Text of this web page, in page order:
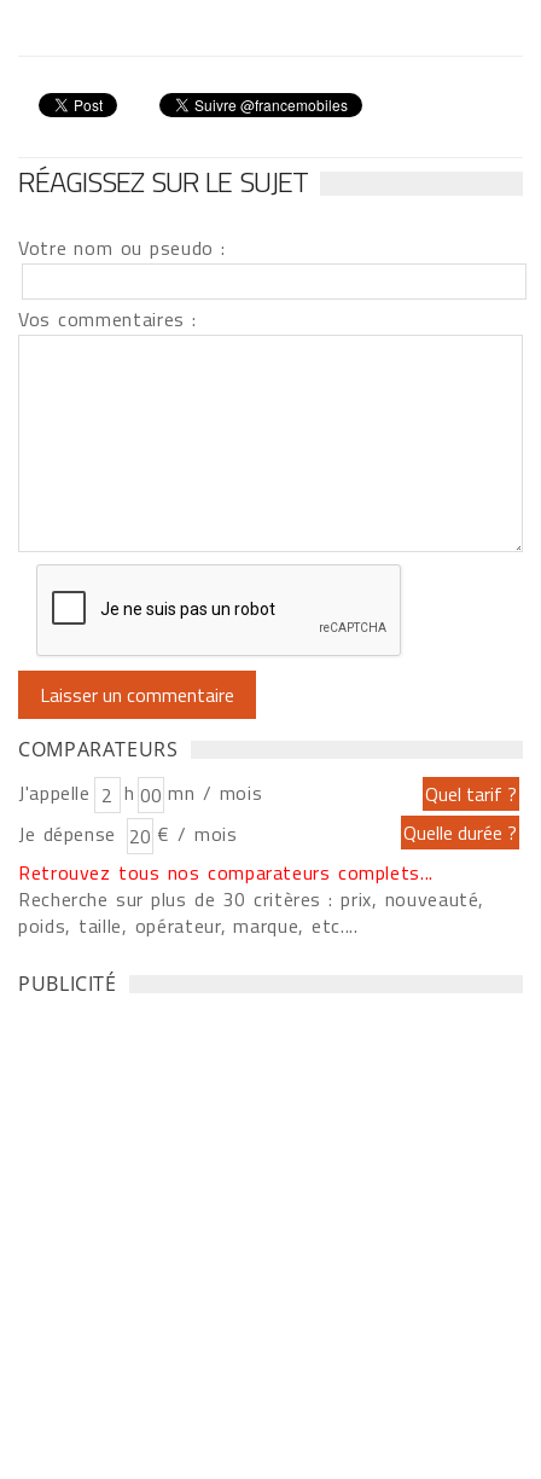
RÉAGISSEZ SUR LE SUJET
Votre nom ou pseudo :
Vos commentaires :
COMPARATEURS
J'appelle h
mn / mois
Je dépense
€ / mois
Retrouvez tous nos comparateurs complets...
Recherche sur plus de 30 critères : prix, nouveauté,
poids, taille, opérateur, marque, etc....
PUBLICITÉ